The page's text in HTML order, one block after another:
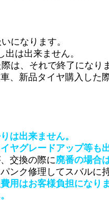
になります。
出は出来ません。
は、それで終了になり
、新品タイヤ購入した
は出来ません。
ヤグレードアップ等も
交換の際に廃番の場合
ンク修理してスバルに
用はお客様負担になりま